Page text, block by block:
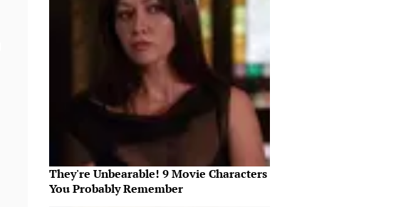
They're Unbearable! 9 Movie Characters
You Probably Remember